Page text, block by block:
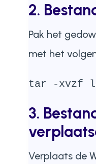
2.
Pak het
met het
tar -xvzf
3.
Verplaats de